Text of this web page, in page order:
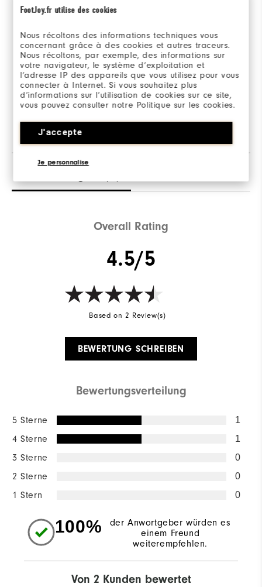
FootJoy.fr utilise des cookies
Nous récoltons des informations techniques vous
concernant grâce à des cookies et autres traceurs.
Nous récoltons, par exemple, des informations sur
votre navigateur, le système d’exploitation et
l’adresse IP des appareils que vous utilisez pour vous
connecter à Internet. Si vous souhaitez plus
d’informations sur l’utilisation de cookies sur ce site,
vous pouvez consulter notre Politique sur les cookies.
J'accepte
Je personnalise
360° Ansicht
Adam ist 1,88m groß und trägt M.
Overall Rating
4.5/5
Based on 2 Review(s)
BEWERTUNG SCHREIBEN
Bewertungsverteilung
5 Sterne 1
4 Sterne 1
3 Sterne 0
2 Sterne 0
1 Stern 0
100%
der Anwortgeber würden es
einem Freund
weiterempfehlen.
Von 2 Kunden bewertet